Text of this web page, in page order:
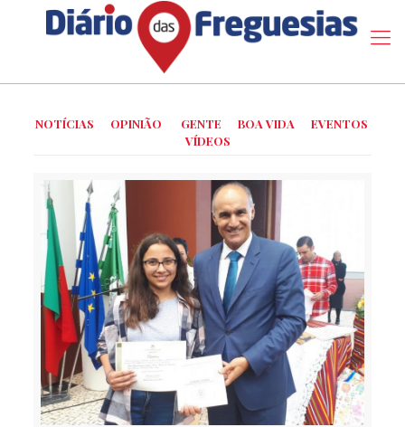
NOTÍCIAS OPINIÃO GENTE BOA VIDA
EVENTOS
VÍDEOS